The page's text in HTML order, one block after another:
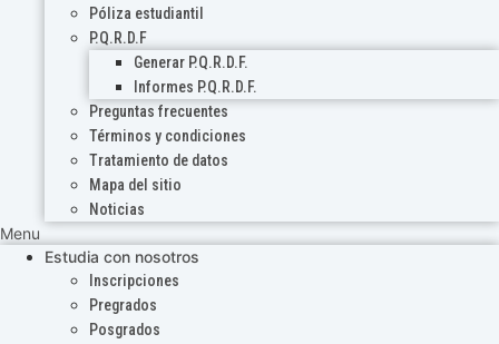
Póliza estudiantil
P.Q.R.D.F
Generar P.Q.R.D.F.
Informes P.Q.R.D.F.
Preguntas frecuentes
Términos y condiciones
Tratamiento de datos
Mapa del sitio
Noticias
Menu
Estudia con nosotros
Inscripciones
Pregrados
Posgrados